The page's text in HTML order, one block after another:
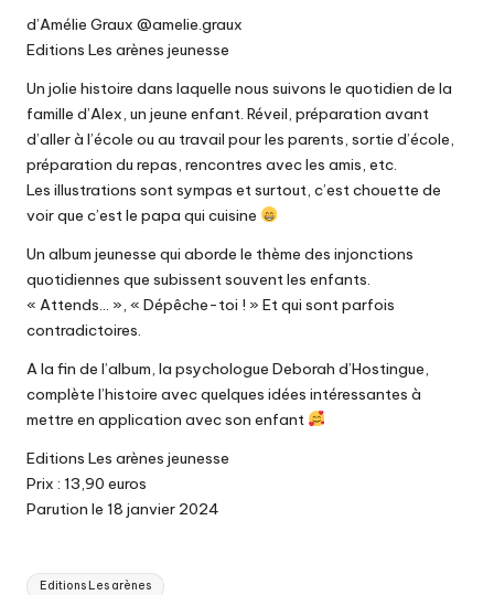
d’Amélie Graux @amelie.graux
Editions Les arènes jeunesse
Un jolie histoire dans laquelle nous suivons le quotidien de la
famille d’Alex, un jeune enfant. Réveil, préparation avant
d’aller à l’école ou au travail pour les parents, sortie d’école,
préparation du repas, rencontres avec les amis, etc.
Les illustrations sont sympas et surtout, c’est chouette de
voir que c’est le papa qui cuisine
Un album jeunesse qui aborde le thème des injonctions
quotidiennes que subissent souvent les enfants.
« Attends… », « Dépêche-toi ! » Et qui sont parfois
contradictoires.
A la fin de l’album, la psychologue Deborah d’Hostingue,
complète l’histoire avec quelques idées intéressantes à
mettre en application avec son enfant
Editions Les arènes jeunesse
Prix : 13,90 euros
Parution le 18 janvier 2024
Tags:
Editions Les arènes